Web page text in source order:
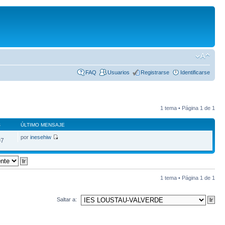
FAQ Usuarios Registrarse Identificarse
1 tema • Página 1 de 1
ÚLTIMO MENSAJE
porinesehiw
1 tema • Página 1 de 1
Saltar a: